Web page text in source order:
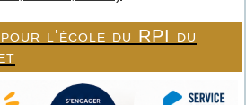
l'école du RPI du